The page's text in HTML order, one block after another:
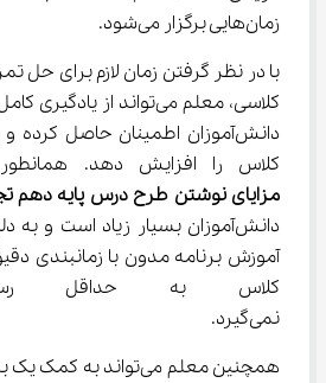
زمان‌هایی برگزار می‌شود.
با در نظر گرفتن زمان لازم برای
کلاسی، معلم می‌تواند از
دانش‌آموزان اطمینان حاصل
کلاس را افزایش دهد. همانطور
مزایای نوشتن طرح درس پایه دهم
دانش‌آموزان بسیار زیاد است و
آموزش برنامه مدون با زمانبندی
کلاس به حداقل
نمی‌گیرد.
همچنین معلم می‌تواند